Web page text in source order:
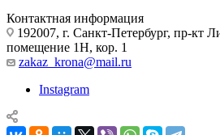
Контактная информация
192007, г. Санкт-Петербург, пр-кт
помещение 1Н, кор. 1
zakaz_krona@mail.ru
Instagram